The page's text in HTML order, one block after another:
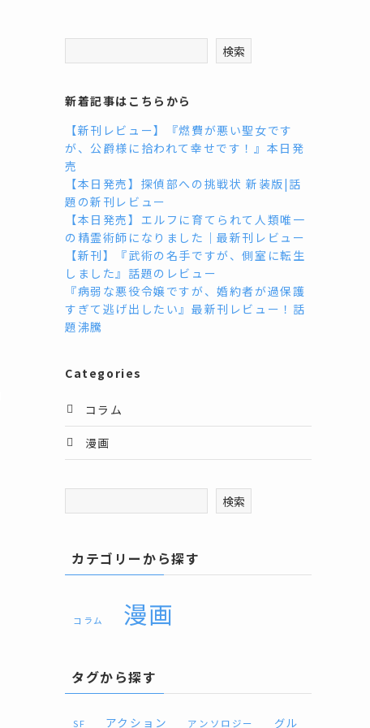
検索
新着記事はこちらから
【新刊レビュー】『燃費が悪い聖女です
が、公爵様に拾われて幸せです！』本日発
売
【本日発売】探偵部への挑戦状 新装版|話
題の新刊レビュー
【本日発売】エルフに育てられて人類唯一
の精霊術師になりました｜最新刊レビュー
【新刊】『武術の名手ですが、側室に転生
しました』話題のレビュー
『病弱な悪役令嬢ですが、婚約者が過保護
すぎて逃げ出したい』最新刊レビュー！話
題沸騰
Categories
コラム
漫画
検索
カテゴリーから探す
コラム 漫画
タグから探す
SF アクション アンソロジー
グル